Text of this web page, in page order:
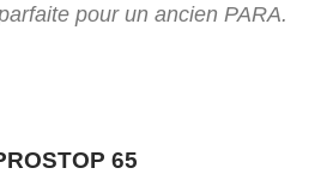
pour un ancien PARA.
65